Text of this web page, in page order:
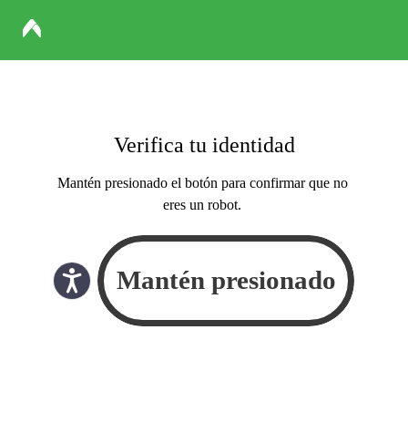
Verifica tu identidad
Mantén presionado el botón para confirmar que no
eres un robot.